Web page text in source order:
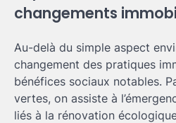
changements
Au-delà du simple aspect
changement des pratiques
bénéfices sociaux notables.
vertes, on assiste à
liés à la rénovation